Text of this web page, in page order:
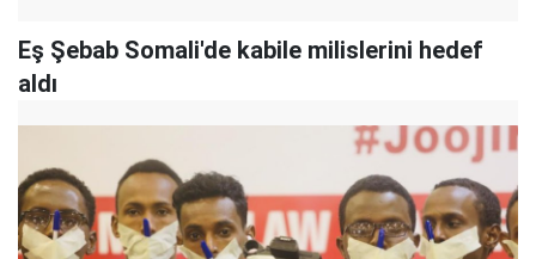
Eş Şebab Somali'de kabile milislerini hedef
aldı